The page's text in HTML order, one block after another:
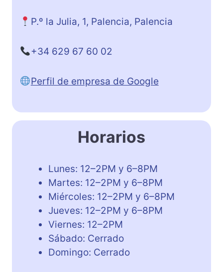
P.º la Julia, 1, Palencia, Palencia
+34 629 67 60 02
Perfil de empresa de Google
Horarios
Lunes: 12–2PM y 6–8PM
Martes: 12–2PM y 6–8PM
Miércoles: 12–2PM y 6–8PM
Jueves: 12–2PM y 6–8PM
Viernes: 12–2PM
Sábado: Cerrado
Domingo: Cerrado